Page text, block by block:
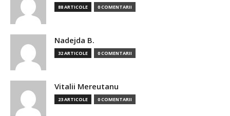
88 ARTICOLE 0 COMENTARII
Nadejda B.
32 ARTICOLE 0 COMENTARII
Vitalii Mereutanu
23 ARTICOLE 0 COMENTARII